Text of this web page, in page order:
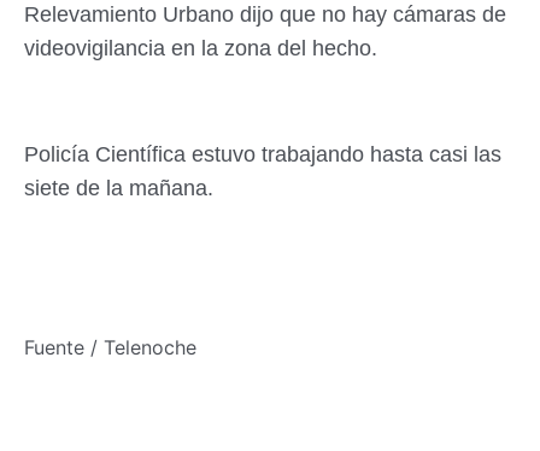
Relevamiento Urbano dijo que no hay cámaras de
videovigilancia en la zona del hecho.
Policía Científica estuvo trabajando hasta casi las
siete de la mañana.
Fuente / Telenoche